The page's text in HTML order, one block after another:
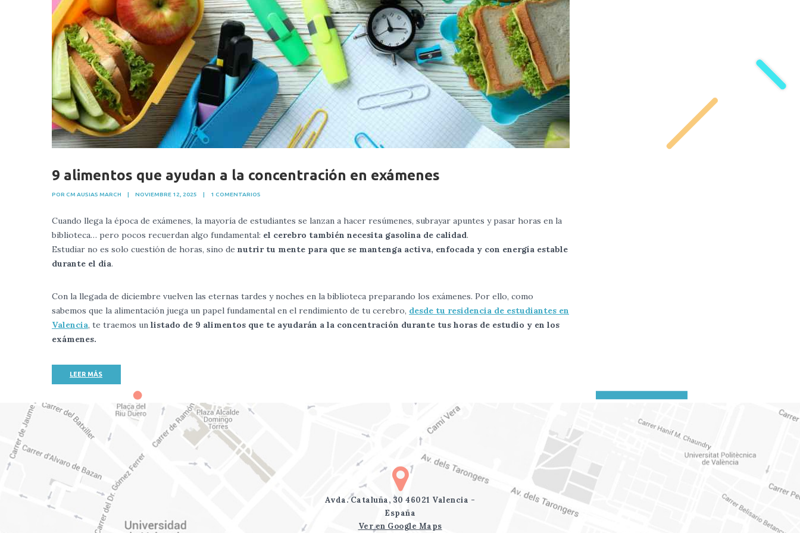
9 alimentos que ayudan a la concentración en exámenes
POR CM AUSIAS MARCH | NOVIEMBRE 12, 2025 | 1 COMENTARIOS
Cuando llega la época de exámenes, la mayoría de estudiantes se lanzan a hacer resúmenes, subrayar apuntes y pasar horas en la
biblioteca… pero pocos recuerdan algo fundamental: el cerebro también necesita gasolina de calidad.
Estudiar no es solo cuestión de horas, sino de nutrir tu mente para que se mantenga activa, enfocada y con energía estable
durante el día.
Con la llegada de diciembre vuelven las eternas tardes y noches en la biblioteca preparando los exámenes. Por ello, como
sabemos que la alimentación juega un papel fundamental en el rendimiento de tu cerebro, desde tu residencia de estudiantes en
Valencia, te traemos un listado de 9 alimentos que te ayudarán a la concentración durante tus horas de estudio y en los
exámenes.
LEER MÁS
Avda. Cataluña, 30 46021 Valencia -
España
Ver en Google Maps